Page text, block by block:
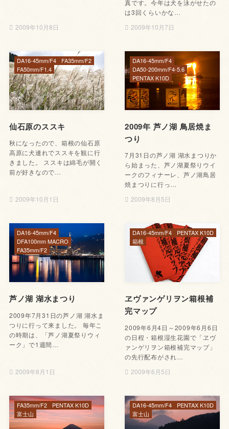
2009年10月8日
真です。今年は犬を泳がせたの
は3回くらいかな…
2009年10月7日
仙石原のススキ
秋になったので、箱根の仙石原
高原に犬連れでススキを観に行
きました。 ススキは綿毛が開く
前が好きなので…
2009年10月1日
DA16-45mm/F4
FA35mm/F2
FA50mm/F1.4
2009年 芦ノ湖 鳥居焼ま
つり
7月31日の芦ノ湖 湖水まつりか
ら始まった、芦ノ湖夏祭りウイ
ークのフィナーレ、芦ノ湖鳥居
焼まつりに行っ…
2009年8月5日
DA16-45mm/F4
DA50-200mm/F4-5.6
PENTAX K10D
芦ノ湖 湖水まつり
2009年7月31日の芦ノ湖 湖水ま
つりに行って来ました。 毎年こ
の時期は、「芦ノ湖夏祭りウィ
ーク」で1週間…
2009年8月1日
DA16-45mm/F4
DFA100mm MACRO
FA35mm/F2
ヱヴァンゲリヲン箱根補
完マップ
2009年6月4日～2009年6月6日
の日程・箱根湿生花園で「ヱヴ
ァンゲリヲン箱根補完マップ」
の先行配布がされ…
2009年6月5日
DA16-45mm/F4
PENTAX K10D
箱根
FA35mm/F2
PENTAX K10D
富士山
DA16-45mm/F4
PENTAX K10D
富士山